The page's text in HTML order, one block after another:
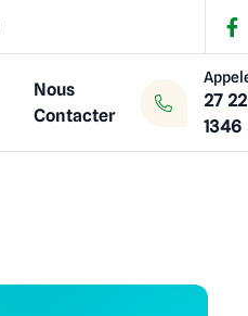
Nous
Contacter
27
1346